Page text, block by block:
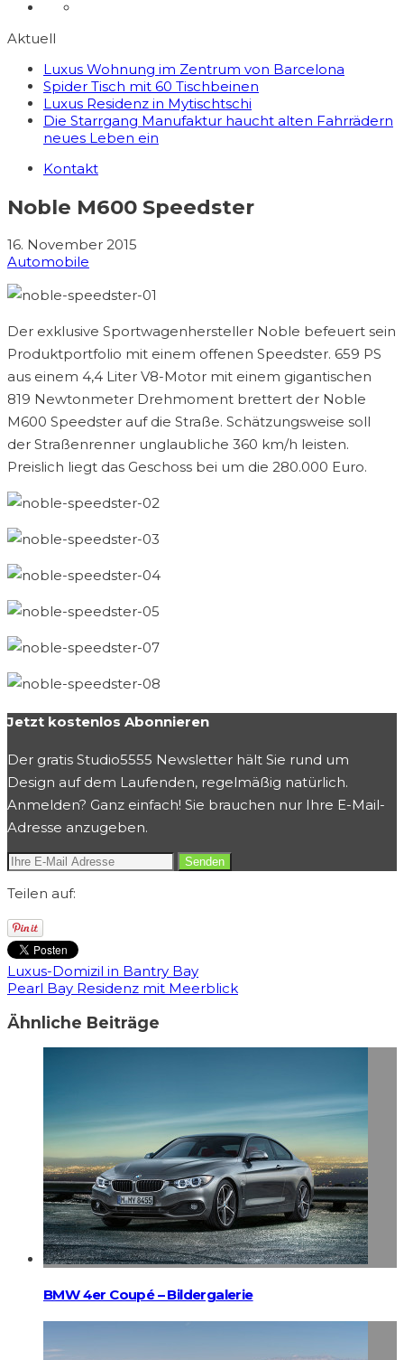
Aktuell
Luxus Wohnung im Zentrum von Barcelona
Spider Tisch mit 60 Tischbeinen
Luxus Residenz in Mytischtschi
Die Starrgang Manufaktur haucht alten Fahrrädern
neues Leben ein
Kontakt
Noble M600 Speedster
16. November 2015
Automobile
Der exklusive Sportwagenhersteller Noble befeuert sein
Produktportfolio mit einem offenen Speedster. 659 PS
aus einem 4,4 Liter V8-Motor mit einem gigantischen
819 Newtonmeter Drehmoment brettert der Noble
M600 Speedster auf die Straße. Schätzungsweise soll
der Straßenrenner unglaubliche 360 km/h leisten.
Preislich liegt das Geschoss bei um die 280.000 Euro.
Jetzt kostenlos Abonnieren
Der gratis Studio5555 Newsletter hält Sie rund um
Design auf dem Laufenden, regelmäßig natürlich.
Anmelden? Ganz einfach! Sie brauchen nur Ihre E-Mail-
Adresse anzugeben.
Teilen auf:
Luxus-Domizil in Bantry Bay
Pearl Bay Residenz mit Meerblick
Ähnliche Beiträge
BMW 4er Coupé – Bildergalerie